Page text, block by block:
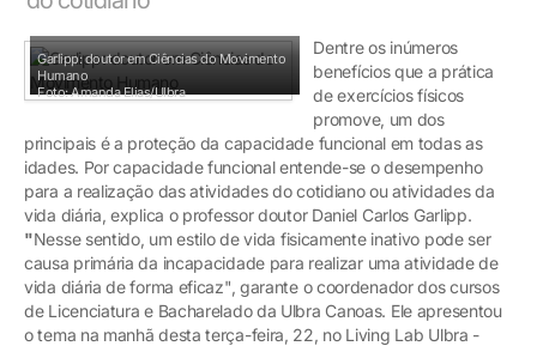
Garlipp: doutor em Ciências do Movimento
Humano
Foto: Amanda Elias/Ulbra
Dentre os inúmeros
benefícios que a prática
de exercícios físicos
promove, um dos
principais é a proteção da capacidade funcional em todas as
idades. Por capacidade funcional entende-se o desempenho
para a realização das atividades do cotidiano ou atividades da
vida diária, explica o professor doutor Daniel Carlos Garlipp.
"Nesse sentido, um estilo de vida fisicamente inativo pode ser
causa primária da incapacidade para realizar uma atividade de
vida diária de forma eficaz", garante o coordenador dos cursos
de Licenciatura e Bacharelado da Ulbra Canoas. Ele apresentou
o tema na manhã desta terça-feira, 22, no Living Lab Ulbra -